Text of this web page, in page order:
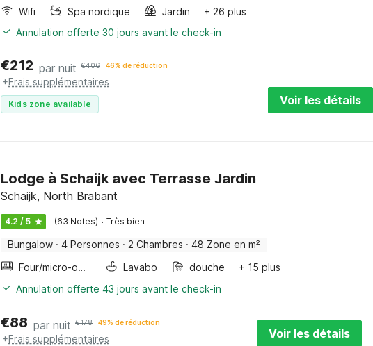
Wifi
Spa nordique Jardin
+ 26 plus
Annulation offerte 30 jours avant le check-in
€212 par nuit €406 46% de réduction
+Frais supplémentaires
Kids zone available Voir les détails
Lodge à Schaijk avec Terrasse Jardin
Schaijk, North Brabant
4.2 / 5 (63 Notes) · Très bien
Bungalow · 4 Personnes · 2 Chambres · 48 Zone en m²
Four/micro-onde combinés
Lavabo douche
+ 15 plus
Annulation offerte 43 jours avant le check-in
€88 par nuit €178 49% de réduction
+Frais supplémentaires Voir les détails